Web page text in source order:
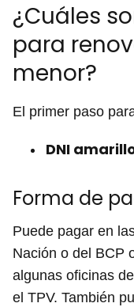
¿Cuáles
para
menor?
El primer paso
DNI
Forma de
Puede pagar en
Nación o del BCP
algunas oficinas
el TPV. También